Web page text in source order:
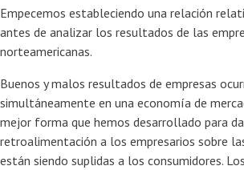
Empecemos estableciendo una relación
antes de analizar los resultados de las
norteamericanas.
Buenos y malos resultados de empresas
simultáneamente en una economía de
mejor forma que hemos desarrollado para
retroalimentación a los empresarios sobre
están siendo suplidas a los consumidores.